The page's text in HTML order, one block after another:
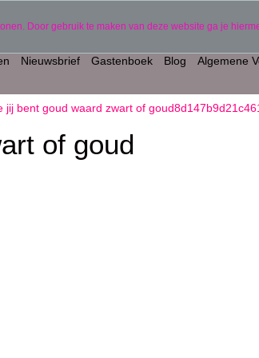
Nieuwsbrief Gastenboek Blog Algemene
jij bent goud waard zwart of
of goud
Door gebruik te maken van deze website ga je